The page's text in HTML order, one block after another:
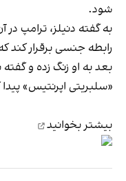
شود.
به گفته دنیلز، ترامپ در
رابطه جنسی برقرار کند
بعد به او زنگ زده و گفته
«سلبریتی اپرنتیس»
بیشتربخوانید